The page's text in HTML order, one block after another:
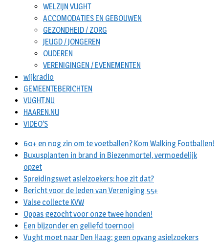
WELZIJN VUGHT
ACCOMODATIES EN GEBOUWEN
GEZONDHEID / ZORG
JEUGD / JONGEREN
OUDEREN
VERENIGINGEN / EVENEMENTEN
wijkradio
GEMEENTEBERICHTEN
VUGHT.NU
HAAREN.NU
VIDEO’S
60+ en nog zin om te voetballen? Kom Walking Footballen!
Buxusplanten in brand in Biezenmortel, vermoedelijk
opzet
Spreidingswet asielzoekers: hoe zit dat?
Bericht voor de leden van Vereniging 55+
Valse collecte KVW
Oppas gezocht voor onze twee honden!
Een bijzonder en geliefd toernooi
Vught moet naar Den Haag: geen opvang asielzoekers